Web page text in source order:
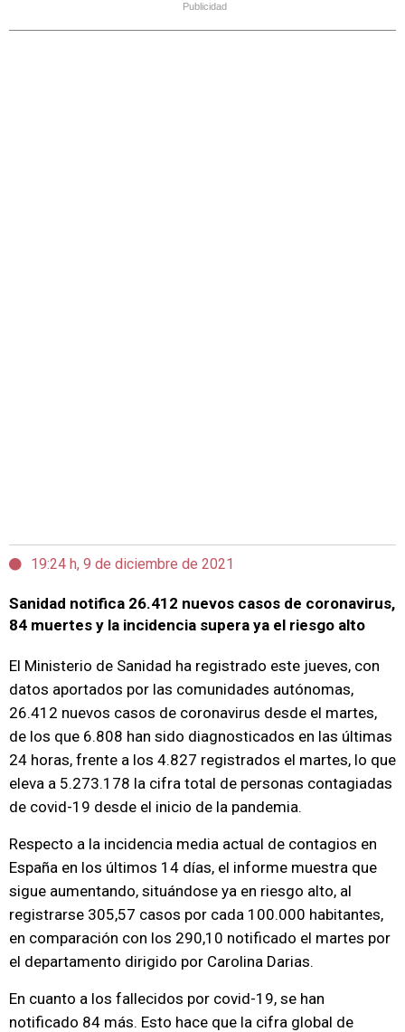
Publicidad
19:24 h, 9 de diciembre de 2021
Sanidad notifica 26.412 nuevos casos de coronavirus,
84 muertes y la incidencia supera ya el riesgo alto
El Ministerio de Sanidad ha registrado este jueves, con
datos aportados por las comunidades autónomas,
26.412 nuevos casos de coronavirus desde el martes,
de los que 6.808 han sido diagnosticados en las últimas
24 horas, frente a los 4.827 registrados el martes, lo que
eleva a 5.273.178 la cifra total de personas contagiadas
de covid-19 desde el inicio de la pandemia.
Respecto a la incidencia media actual de contagios en
España en los últimos 14 días, el informe muestra que
sigue aumentando, situándose ya en riesgo alto, al
registrarse 305,57 casos por cada 100.000 habitantes,
en comparación con los 290,10 notificado el martes por
el departamento dirigido por Carolina Darias.
En cuanto a los fallecidos por covid-19, se han
notificado 84 más. Esto hace que la cifra global de